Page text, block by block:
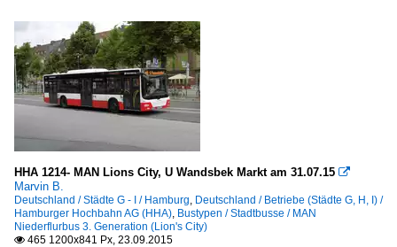
HHA 1214- MAN Lions City, U Wandsbek Markt am 31.07.15 
Marvin B.
Deutschland / Städte G - I / Hamburg Deutschland / Betriebe (Städte G, H, I) /
Hamburger Hochbahn AG (HHA) Bustypen / Stadtbusse / MAN
Niederflurbus 3. Generation (Lion's City)
 465 1200x841 Px, 23.09.2015